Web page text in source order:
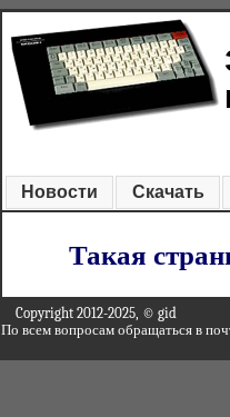
Новости Скачать
Такая
Copyright 2012-2025, © gid
По всем вопросам обращаться в